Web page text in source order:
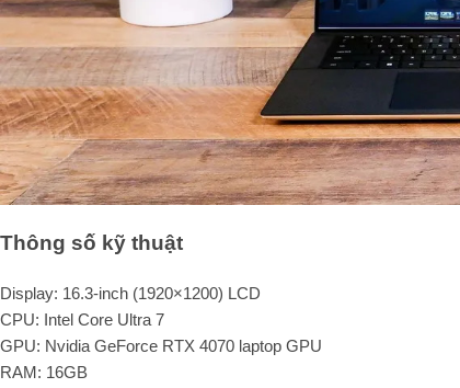
Thông số kỹ thuật
Display: 16.3-inch (1920×1200) LCD
CPU: Intel Core Ultra 7
GPU: Nvidia GeForce RTX 4070 laptop GPU
RAM: 16GB